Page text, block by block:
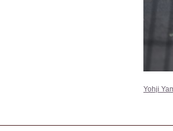
Yohji